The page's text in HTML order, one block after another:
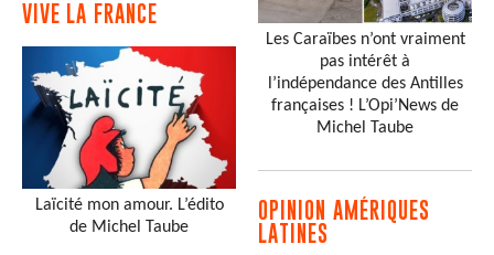
VIVE LA FRANCE
Laïcité mon amour. L’édito
de Michel Taube
Les Caraïbes n’ont vraiment
pas intérêt à
l’indépendance des Antilles
françaises ! L’Opi’News de
Michel Taube
OPINION AMÉRIQUES
LATINES